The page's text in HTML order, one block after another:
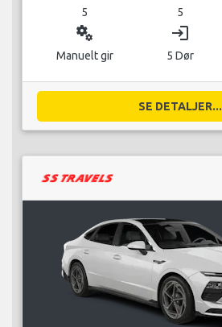
5 5
miscellaneous_services
Manuelt gir
login
5 Dør
SE DETALJER...